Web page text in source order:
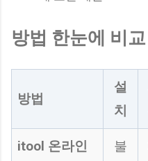
방법 한눈에 비교
방법
설
치
itool 온라인
불